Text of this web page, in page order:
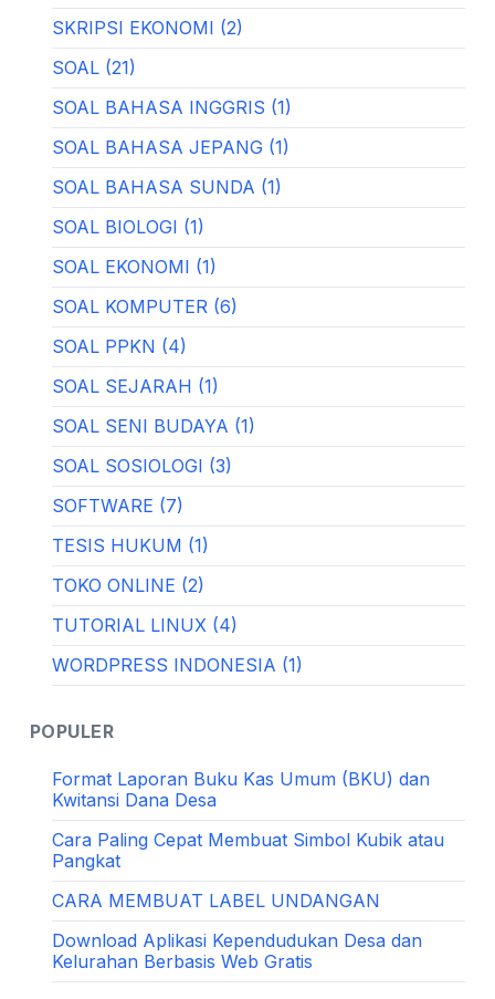
SKRIPSI EKONOMI (2)
SOAL (21)
SOAL BAHASA INGGRIS (1)
SOAL BAHASA JEPANG (1)
SOAL BAHASA SUNDA (1)
SOAL BIOLOGI (1)
SOAL EKONOMI (1)
SOAL KOMPUTER (6)
SOAL PPKN (4)
SOAL SEJARAH (1)
SOAL SENI BUDAYA (1)
SOAL SOSIOLOGI (3)
SOFTWARE (7)
TESIS HUKUM (1)
TOKO ONLINE (2)
TUTORIAL LINUX (4)
WORDPRESS INDONESIA (1)
POPULER
Format Laporan Buku Kas Umum (BKU) dan
Kwitansi Dana Desa
Cara Paling Cepat Membuat Simbol Kubik atau
Pangkat
CARA MEMBUAT LABEL UNDANGAN
Download Aplikasi Kependudukan Desa dan
Kelurahan Berbasis Web Gratis